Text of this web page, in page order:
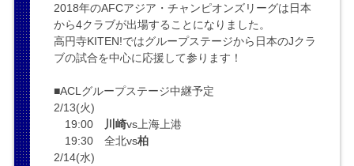
2018年のAFCアジア・チャンピオンズリーグは日本
から4クラブが出場することになりました。
高円寺KITEN!ではグループステージから日本のJクラ
ブの試合を中心に応援して参ります！
■ACLグループステージ中継予定
2/13(火)
19:00
川崎vs上海上港
19:30 全北vs柏
2/14(水)